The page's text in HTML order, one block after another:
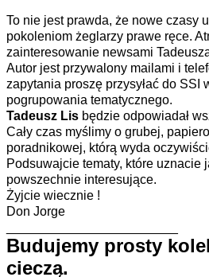
To nie jest prawda, że nowe czasy
pokoleniom żeglarzy prawe ręce.
zainteresowanie newsami
Autor jest przywalony mailami i
zapytania proszę przysyłać do SSI
pogrupowania tematycznego.
Tadeusz Lis będzie odpowiadał
Cały czas myślimy o grubej,
poradnikowej, którą wyda
Podsuwajcie tematy, które uznacie
powszechnie interesujące.
Żyjcie wiecznie !
Don Jorge
Budujemy prosty
cieczą.